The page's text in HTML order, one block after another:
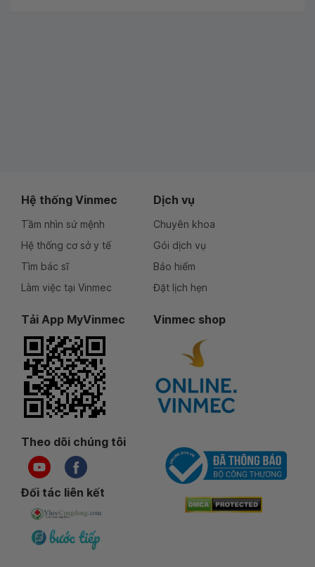
Hệ thống Vinmec
Tầm nhìn sứ mệnh
Hệ thống cơ sở y tế
Tìm bác sĩ
Làm việc tại Vinmec
Dịch vụ
Chuyên khoa
Gói dịch vụ
Bảo hiểm
Đặt lịch hẹn
Tải App MyVinmec Vinmec shop
Theo dõi chúng tôi
Đối tác liên kết